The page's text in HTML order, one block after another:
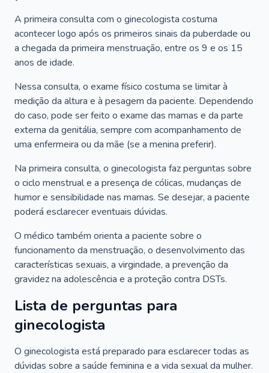
A primeira consulta com o ginecologista costuma
acontecer logo após os primeiros sinais da puberdade ou
a chegada da primeira menstruação, entre os 9 e os 15
anos de idade.
Nessa consulta, o exame físico costuma se limitar à
medição da altura e à pesagem da paciente. Dependendo
do caso, pode ser feito o exame das mamas e da parte
externa da genitália, sempre com acompanhamento de
uma enfermeira ou da mãe (se a menina preferir).
Na primeira consulta, o ginecologista faz perguntas sobre
o ciclo menstrual e a presença de cólicas, mudanças de
humor e sensibilidade nas mamas. Se desejar, a paciente
poderá esclarecer eventuais dúvidas.
O médico também orienta a paciente sobre o
funcionamento da menstruação, o desenvolvimento das
características sexuais, a virgindade, a prevenção da
gravidez na adolescência e a proteção contra DSTs.
Lista de perguntas para
ginecologista
O ginecologista está preparado para esclarecer todas as
dúvidas sobre a saúde feminina e a vida sexual da mulher.